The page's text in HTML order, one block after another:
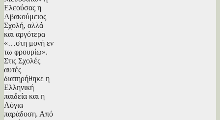
Ελεούσας η
Αβακούμειος
Σχολή, αλλά
και αργότερα
«…στη μονή εν
τω φρουρίω».
Στις Σχολές
αυτές
διατηρήθηκε η
Ελληνική
παιδεία και η
Λόγια
παράδοση. Από